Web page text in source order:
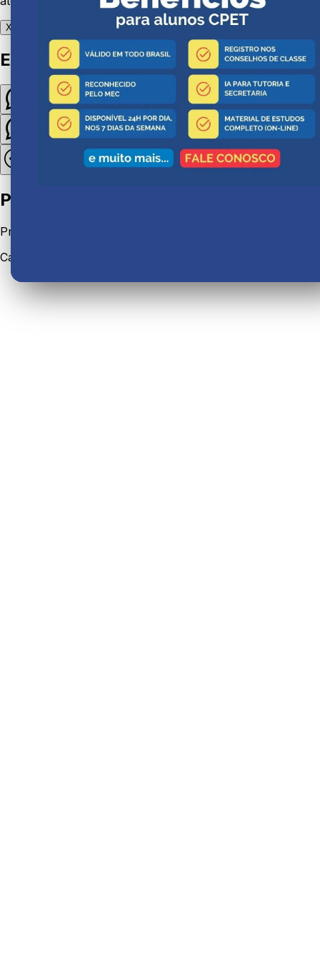
X
Em qual canal gostaria de falar?
Atendimento ao aluno Dúvidas institucionais e suporte.
Quero me matricular Interessado em cursos técnicos.
Preencha seus dados
Preencha rapidinho para direcionarmos seu atendimento:
Carregando formulário...